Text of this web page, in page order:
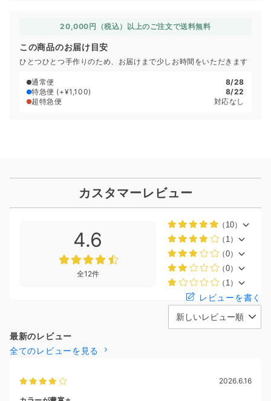
20,000円（税込）以上のご注文で送料無料
この商品のお届け目安
ひとつひとつ手作りのため、お届けまで少しお時間をいただきます
通常便
8/28
特急便 (+¥1,100)
8/22
超特急便
対応なし
カスタマーレビュー
4.6
全12件
（10）
（1）
（0）
（0）
（1）
レビューを書く
最新のレビュー
全てのレビューを見る
2026.6.16